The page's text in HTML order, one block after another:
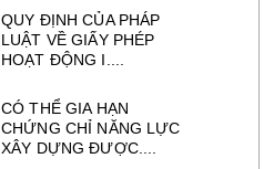
QUY ĐỊNH CỦA PHÁP
LUẬT VỀ GIẤY PHÉP
HOẠT ĐỘNG I....
CÓ THỂ GIA HẠN
CHỨNG CHỈ NĂNG LỰC
XÂY DỰNG ĐƯỢC....